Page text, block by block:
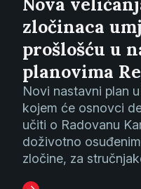
Nova
zločinaca
prošlošću u
planovima
Novi nastavni plan
kojem će osnovci
učiti o Radovanu
doživotno
zločine, za